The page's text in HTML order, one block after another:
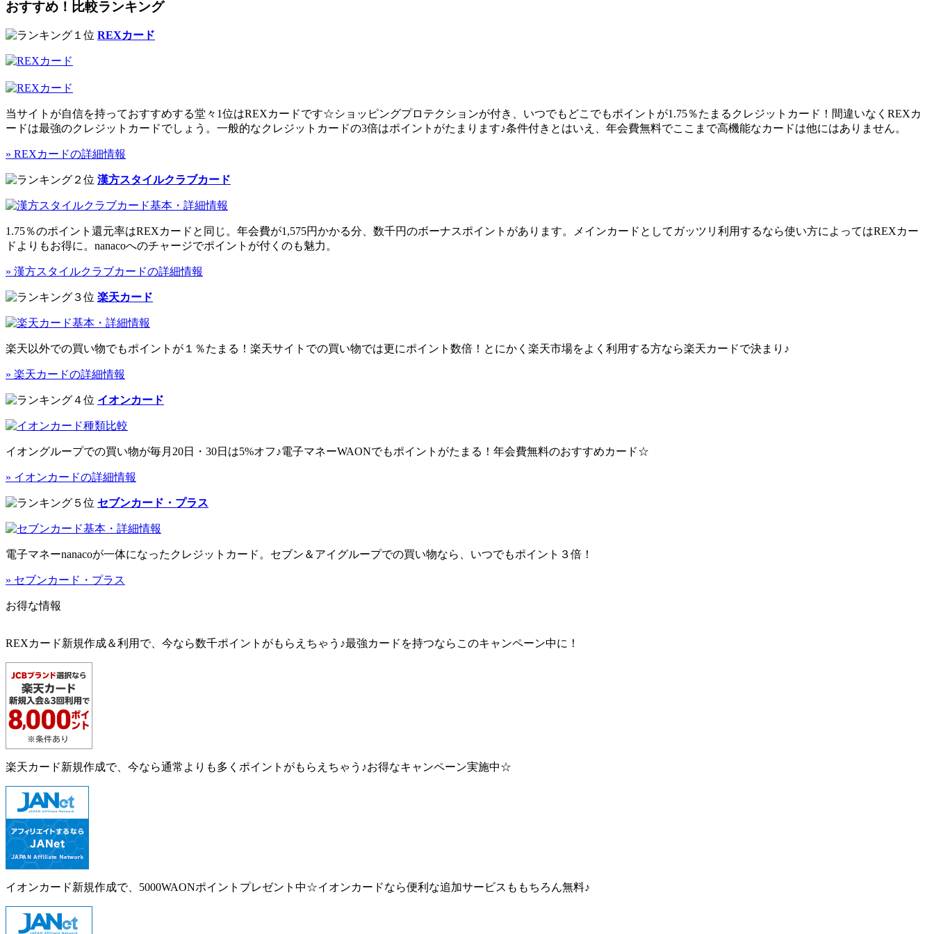
おすすめ！比較ランキング
REXカード
当サイトが自信を持っておすすめする堂々1位はREXカードです☆ショッピングプロテクションが付き、いつでもどこでもポイントが1.75％たまるクレジットカード！間違いなくREXカ
ードは最強のクレジットカードでしょう。一般的なクレジットカードの3倍はポイントがたまります♪条件付きとはいえ、 年会費無料でここまで高機能なカードは他にはありません。
» REXカードの詳細情報
漢方スタイルクラブカード
1.75％のポイント還元率はREXカードと同じ。年会費が1,575円かかる分、数千円のボーナスポイント があります。メインカードとしてガッツリ利用するなら使い方によってはREXカー
ドよりもお得に。nanacoへのチャージでポイントが付くのも魅力。
» 漢方スタイルクラブカードの詳細情報
楽天カード
楽天以外での買い物でもポイントが １％たまる！楽天サイトでの買い物では更にポイント数倍！とにかく 楽天市場をよく利用する方なら楽天カードで決まり♪
» 楽天カードの詳細情報
イオンカード
イオングループでの買い物が毎月20日・30日は5%オフ♪電子マネーWAONでもポイントがたまる！年会費無料のおすすめカード☆
» イオンカードの詳細情報
セブンカード・プラス
電子マネーnanacoが一体になったクレジットカード。セブン＆アイグループでの買い物なら、いつでもポイント３倍！
» セブンカード・プラス
お得な情報
REXカード新規作成＆利用で、今なら数千ポイントがもらえちゃう♪最強カードを持つならこのキャンペーン中に！
楽天カード新規作成で、今なら通常よりも多くポイントがもらえちゃう♪お得なキャンペーン実施中☆
イオンカード新規作成で、5000WAONポイントプレゼント中☆イオンカードなら便利な追加サービスももちろん無料♪